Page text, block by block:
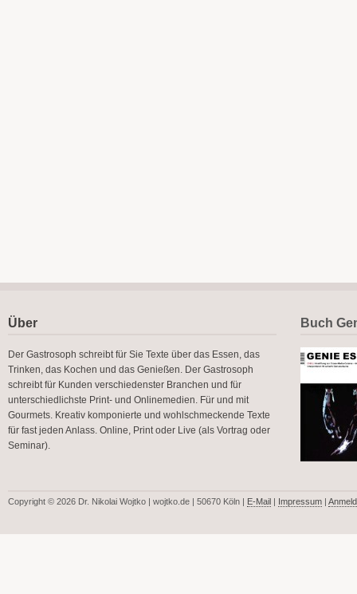
Über
Der Gastrosoph schreibt für Sie Texte über das Essen, das
Trinken, das Kochen und das Genießen. Der Gastrosoph
schreibt für Kunden verschiedenster Branchen und für
unterschiedlichste Print- und Onlinemedien. Für und mit
Gourmets. Kreativ komponierte und wohlschmeckende Texte
für fast jeden Anlass. Online, Print oder Live (als Vortrag oder
Seminar).
Buch
Copyright © 2026 Dr. Nikolai Wojtko | wojtko.de | 50670 Köln | E-Mail | Impressum |